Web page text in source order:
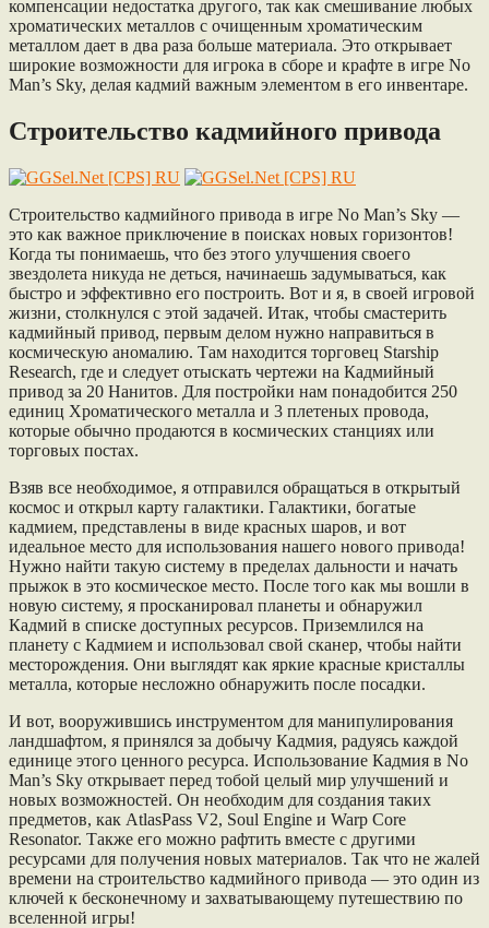
компенсации недостатка другого, так как смешивание любых
хроматических металлов с очищенным хроматическим
металлом дает в два раза больше материала. Это открывает
широкие возможности для игрока в сборе и крафте в игре No
Man’s Sky, делая кадмий важным элементом в его инвентаре.
Строительство кадмийного привода
Строительство кадмийного привода в игре No Man’s Sky —
это как важное приключение в поисках новых горизонтов!
Когда ты понимаешь, что без этого улучшения своего
звездолета никуда не деться, начинаешь задумываться, как
быстро и эффективно его построить. Вот и я, в своей игровой
жизни, столкнулся с этой задачей. Итак, чтобы смастерить
кадмийный привод, первым делом нужно направиться в
космическую аномалию. Там находится торговец Starship
Research, где и следует отыскать чертежи на Кадмийный
привод за 20 Нанитов. Для постройки нам понадобится 250
единиц Хроматического металла и 3 плетеных провода,
которые обычно продаются в космических станциях или
торговых постах.
Взяв все необходимое, я отправился обращаться в открытый
космос и открыл карту галактики. Галактики, богатые
кадмием, представлены в виде красных шаров, и вот
идеальное место для использования нашего нового привода!
Нужно найти такую систему в пределах дальности и начать
прыжок в это космическое место. После того как мы вошли в
новую систему, я просканировал планеты и обнаружил
Кадмий в списке доступных ресурсов. Приземлился на
планету с Кадмием и использовал свой сканер, чтобы найти
месторождения. Они выглядят как яркие красные кристаллы
металла, которые несложно обнаружить после посадки.
И вот, вооружившись инструментом для манипулирования
ландшафтом, я принялся за добычу Кадмия, радуясь каждой
единице этого ценного ресурса. Использование Кадмия в No
Man’s Sky открывает перед тобой целый мир улучшений и
новых возможностей. Он необходим для создания таких
предметов, как AtlasPass V2, Soul Engine и Warp Core
Resonator. Также его можно рафтить вместе с другими
ресурсами для получения новых материалов. Так что не жалей
времени на строительство кадмийного привода — это один из
ключей к бесконечному и захватывающему путешествию по
вселенной игры!